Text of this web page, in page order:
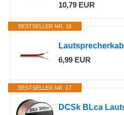
10,79 EUR
BESTSELLER NR. 16
6,99 EUR
BESTSELLER NR. 17